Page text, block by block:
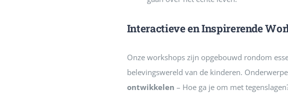
Interactieve en Inspirerende
Onze workshops zijn opgebouwd rondom
belevingswereld van de kinderen.
ontwikkelen – Hoe ga je om met